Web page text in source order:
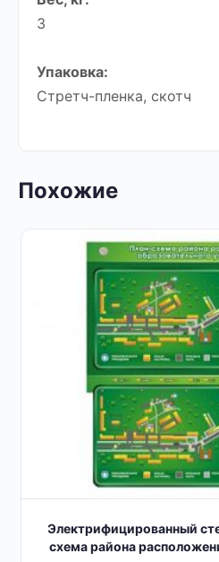
3
Упаковка:
Стретч-пленка, скотч
Похожие
Электрифицированный
схема района